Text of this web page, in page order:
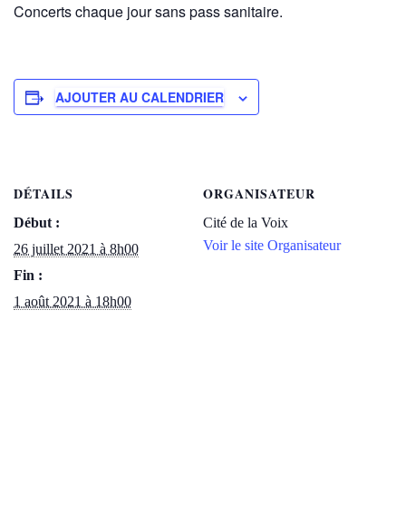
Concerts chaque jour sans pass sanitaire.
AJOUTER AU CALENDRIER
DÉTAILS
Début :
26 juillet 2021 à 8h00
Fin :
1 août 2021 à 18h00
ORGANISATEUR
Cité de la Voix
Voir le site Organisateur